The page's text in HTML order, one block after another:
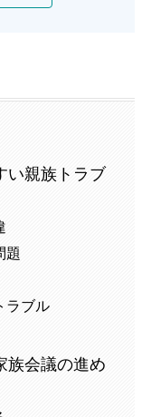
い親族トラブ
題
ラブル
族会議の進め